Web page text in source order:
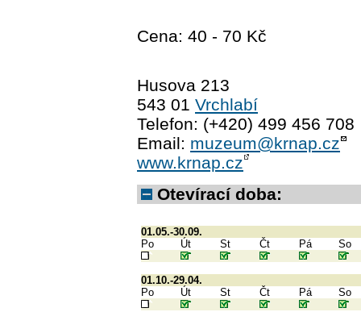
Cena: 40 - 70 Kč
Husova 213
543 01 Vrchlabí
Telefon: (+420) 499 456 708
Email: muzeum@krnap.cz
www.krnap.cz
Otevírací doba:
01.05.-30.09.
Po
Út St Čt Pá So
01.10.-29.04.
Po
Út St Čt Pá So